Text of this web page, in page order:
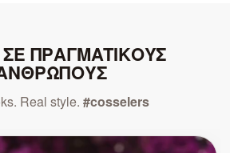
ΠΡΑΓΜΑΤΙΚΟΥΣ
Real style. #cosselers